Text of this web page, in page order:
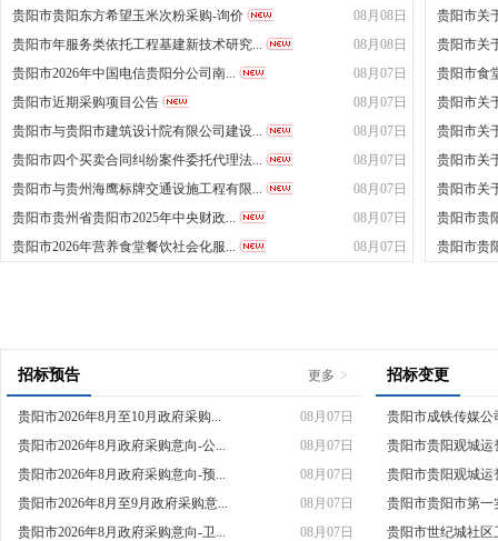
贵阳市贵阳东方希望玉米次粉采购-询价
08月08日
贵阳市年服务类依托工程基建新技术研究...
08月08日
贵阳市2026年中国电信贵阳分公司南...
08月07日
贵阳市近期采购项目公告
08月07日
贵阳市与贵阳市建筑设计院有限公司建设...
08月07日
贵阳市四个买卖合同纠纷案件委托代理法...
08月07日
贵阳市与贵州海鹰标牌交通设施工程有限...
08月07日
贵阳市贵州省贵阳市2025年中央财政...
08月07日
贵阳市2026年营养食堂餐饮社会化服...
08月07日
贵阳市关
贵阳市关
贵阳市食
贵阳市关
贵阳市关
贵阳市关
贵阳市关
贵阳市贵
贵阳市贵
招标预告 更多 >
贵阳市2026年8月至10月政府采购...
08月07日
贵阳市2026年8月政府采购意向-公...
08月07日
贵阳市2026年8月政府采购意向-预...
08月07日
贵阳市2026年8月至9月政府采购意...
08月07日
贵阳市2026年8月政府采购意向-卫...
08月07日
招标变更
贵阳市成铁传媒公
贵阳市贵阳观城运
贵阳市贵阳观城运
贵阳市贵阳市第一
贵阳市世纪城社区